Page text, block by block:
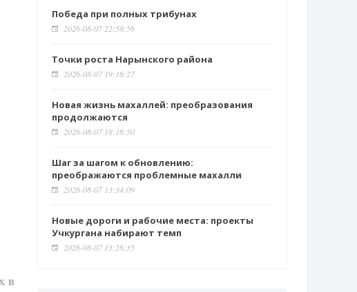
в
Победа при полных трибунах
2026-08-07 22:58:56
Точки роста Нарынского района
2026-08-07 19:16:27
Новая жизнь махаллей: преобразования
продолжаются
2026-08-07 18:16:50
Шаг за шагом к обновлению:
преображаются проблемные махалли
2026-08-07 13:34:09
Новые дороги и рабочие места: проекты
Учкургана набирают темп
2026-08-07 13:26:35